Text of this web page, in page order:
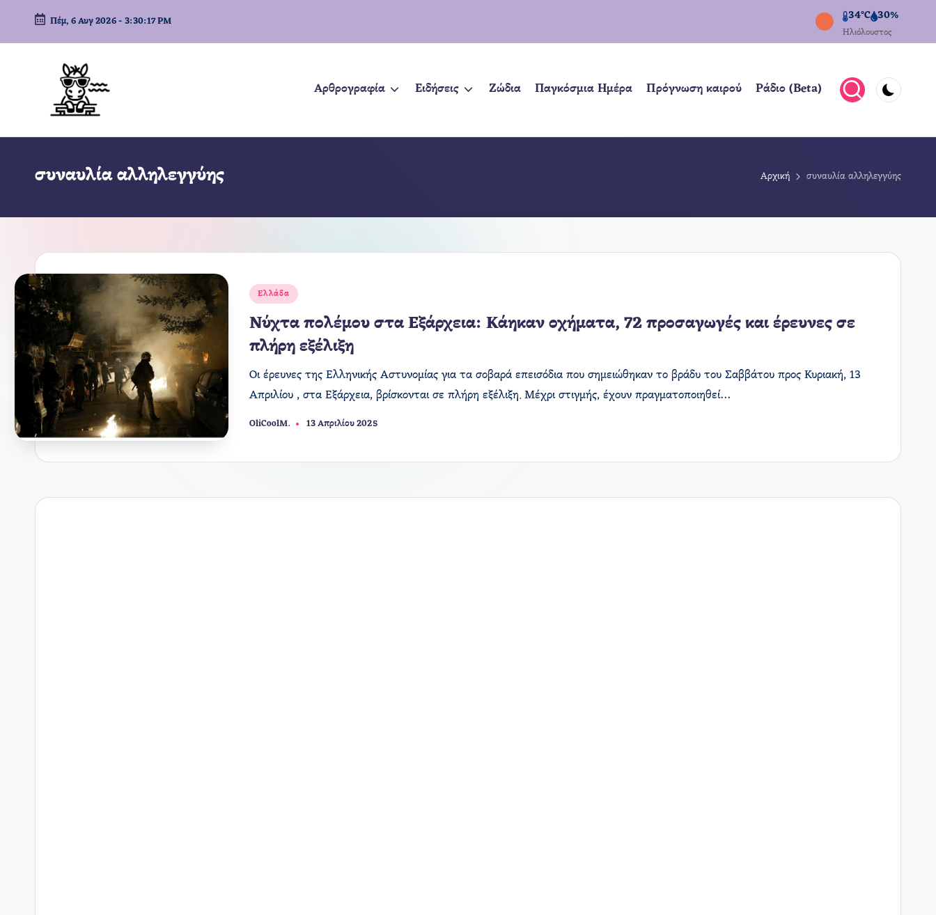
περιεχόμενο
Πέμ, 6 Αυγ 2026 - 3:30:17 PM
34°C 30%
Ηλιόλουστος
Αρθρογραφία Ειδήσεις Ζώδια Παγκόσμια Ημέρα Πρόγνωση καιρού Ράδιο (Beta)
συναυλία αλληλεγγύης Αρχική συναυλία αλληλεγγύης
Αναρτήθηκε
Ελλάδα
Νύχτα πολέμου στα Εξάρχεια: Κάηκαν οχήματα, 72 προσαγωγές και έρευνες σε
πλήρη εξέλιξη
Οι έρευνες της Ελληνικής Αστυνομίας για τα σοβαρά επεισόδια που σημειώθηκαν το βράδυ του Σαββάτου προς Κυριακή, 13
Απριλίου , στα Εξάρχεια, βρίσκονται σε πλήρη εξέλιξη. Μέχρι στιγμής, έχουν πραγματοποιηθεί…
Συγγραφέας:
OliCoolM. 13 Απριλίου 2025